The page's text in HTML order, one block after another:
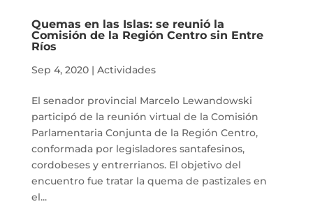
Quemas en las Islas: se reunió la
Comisión de la Región Centro sin Entre
Ríos
Sep 4, 2020| Actividades
El senador provincial Marcelo Lewandowski
participó de la reunión virtual de la Comisión
Parlamentaria Conjunta de la Región Centro,
conformada por legisladores santafesinos,
cordobeses y entrerrianos. El objetivo del
encuentro fue tratar la quema de pastizales en
el...